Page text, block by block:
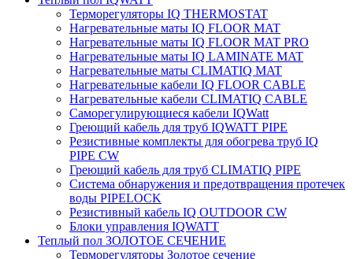
Терморегуляторы IQ THERMOSTAT
Нагревательные маты IQ FLOOR MAT
Нагревательные маты IQ FLOOR MAT PRO
Нагревательные маты IQ LAMINATE MAT
Нагревательные маты CLIMATIQ MAT
Нагревательные кабели IQ FLOOR CABLE
Нагревательные кабели CLIMATIQ CABLE
Саморегулирующиеся кабели IQWatt
Греющий кабель для труб IQWATT PIPE
Резистивные комплекты для обогрева труб IQ
PIPE CW
Греющий кабель для труб CLIMATIQ PIPE
Система обнаружения и предотвращения протечек
воды PIPELOCK
Резистивный кабель IQ OUTDOOR CW
Блоки управления IQWATT
Теплый пол ЗОЛОТОЕ СЕЧЕНИЕ
Терморегуляторы Золотое сечение